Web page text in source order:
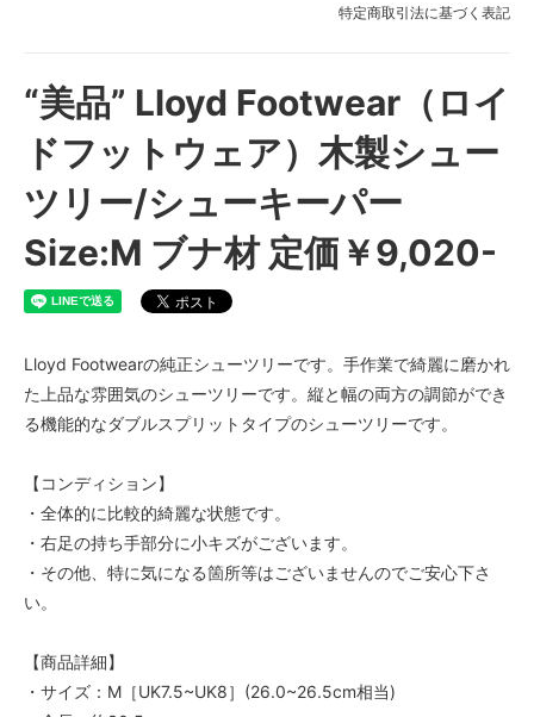
特定商取引法に基づく表記
“美品” Lloyd Footwear（ロイ
ドフットウェア）木製シュー
ツリー/シューキーパー
Size:M ブナ材 定価￥9,020-
Lloyd Footwearの純正シューツリーです。手作業で綺麗に磨かれ
た上品な雰囲気のシューツリーです。縦と幅の両方の調節ができ
る機能的なダブルスプリットタイプのシューツリーです。
【コンディション】
・全体的に比較的綺麗な状態です。
・右足の持ち手部分に小キズがございます。
・その他、特に気になる箇所等はございませんのでご安心下さ
い。
【商品詳細】
・サイズ：M［UK7.5~UK8］(26.0~26.5cm相当)